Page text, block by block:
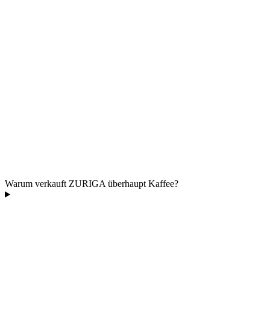
Warum verkauft ZURIGA überhaupt Kaffee?